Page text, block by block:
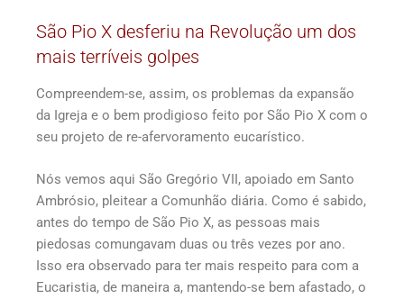
São Pio X desferiu na Revolução um dos
mais terríveis golpes
Compreendem-se, assim, os problemas da expansão
da Igreja e o bem prodigioso feito por São Pio X com o
seu projeto de re-afervoramento eucarístico.
Nós vemos aqui São Gregório VII, apoiado em Santo
Ambrósio, pleitear a Comunhão diária. Como é sabido,
antes do tempo de São Pio X, as pessoas mais
piedosas comungavam duas ou três vezes por ano.
Isso era observado para ter mais respeito para com a
Eucaristia, de maneira a, mantendo-se bem afastado, o